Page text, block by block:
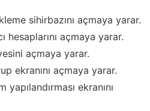
sihirbazını açmaya yarar.
hesaplarını açmaya yarar.
açmaya yarar.
ekranını açmaya yarar.
yapılandırması ekranını